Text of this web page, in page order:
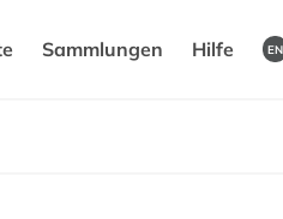
Sammlungen Hilfe EN